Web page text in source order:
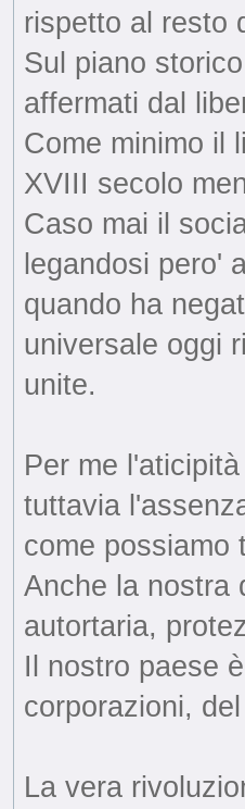
rispetto al resto
Sul piano
affermati dal
Come minimo il
XVIII secolo
Caso mai il
legandosi pero'
quando ha
universale oggi
unite.
Per me
tuttavia
come possiamo
Anche la nostra
autortaria,
Il nostro paese
corporazioni,
La vera